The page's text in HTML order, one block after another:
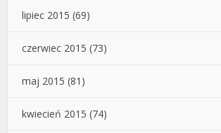
lipiec 2015 (69)
czerwiec 2015 (73)
maj 2015 (81)
kwiecień 2015 (74)